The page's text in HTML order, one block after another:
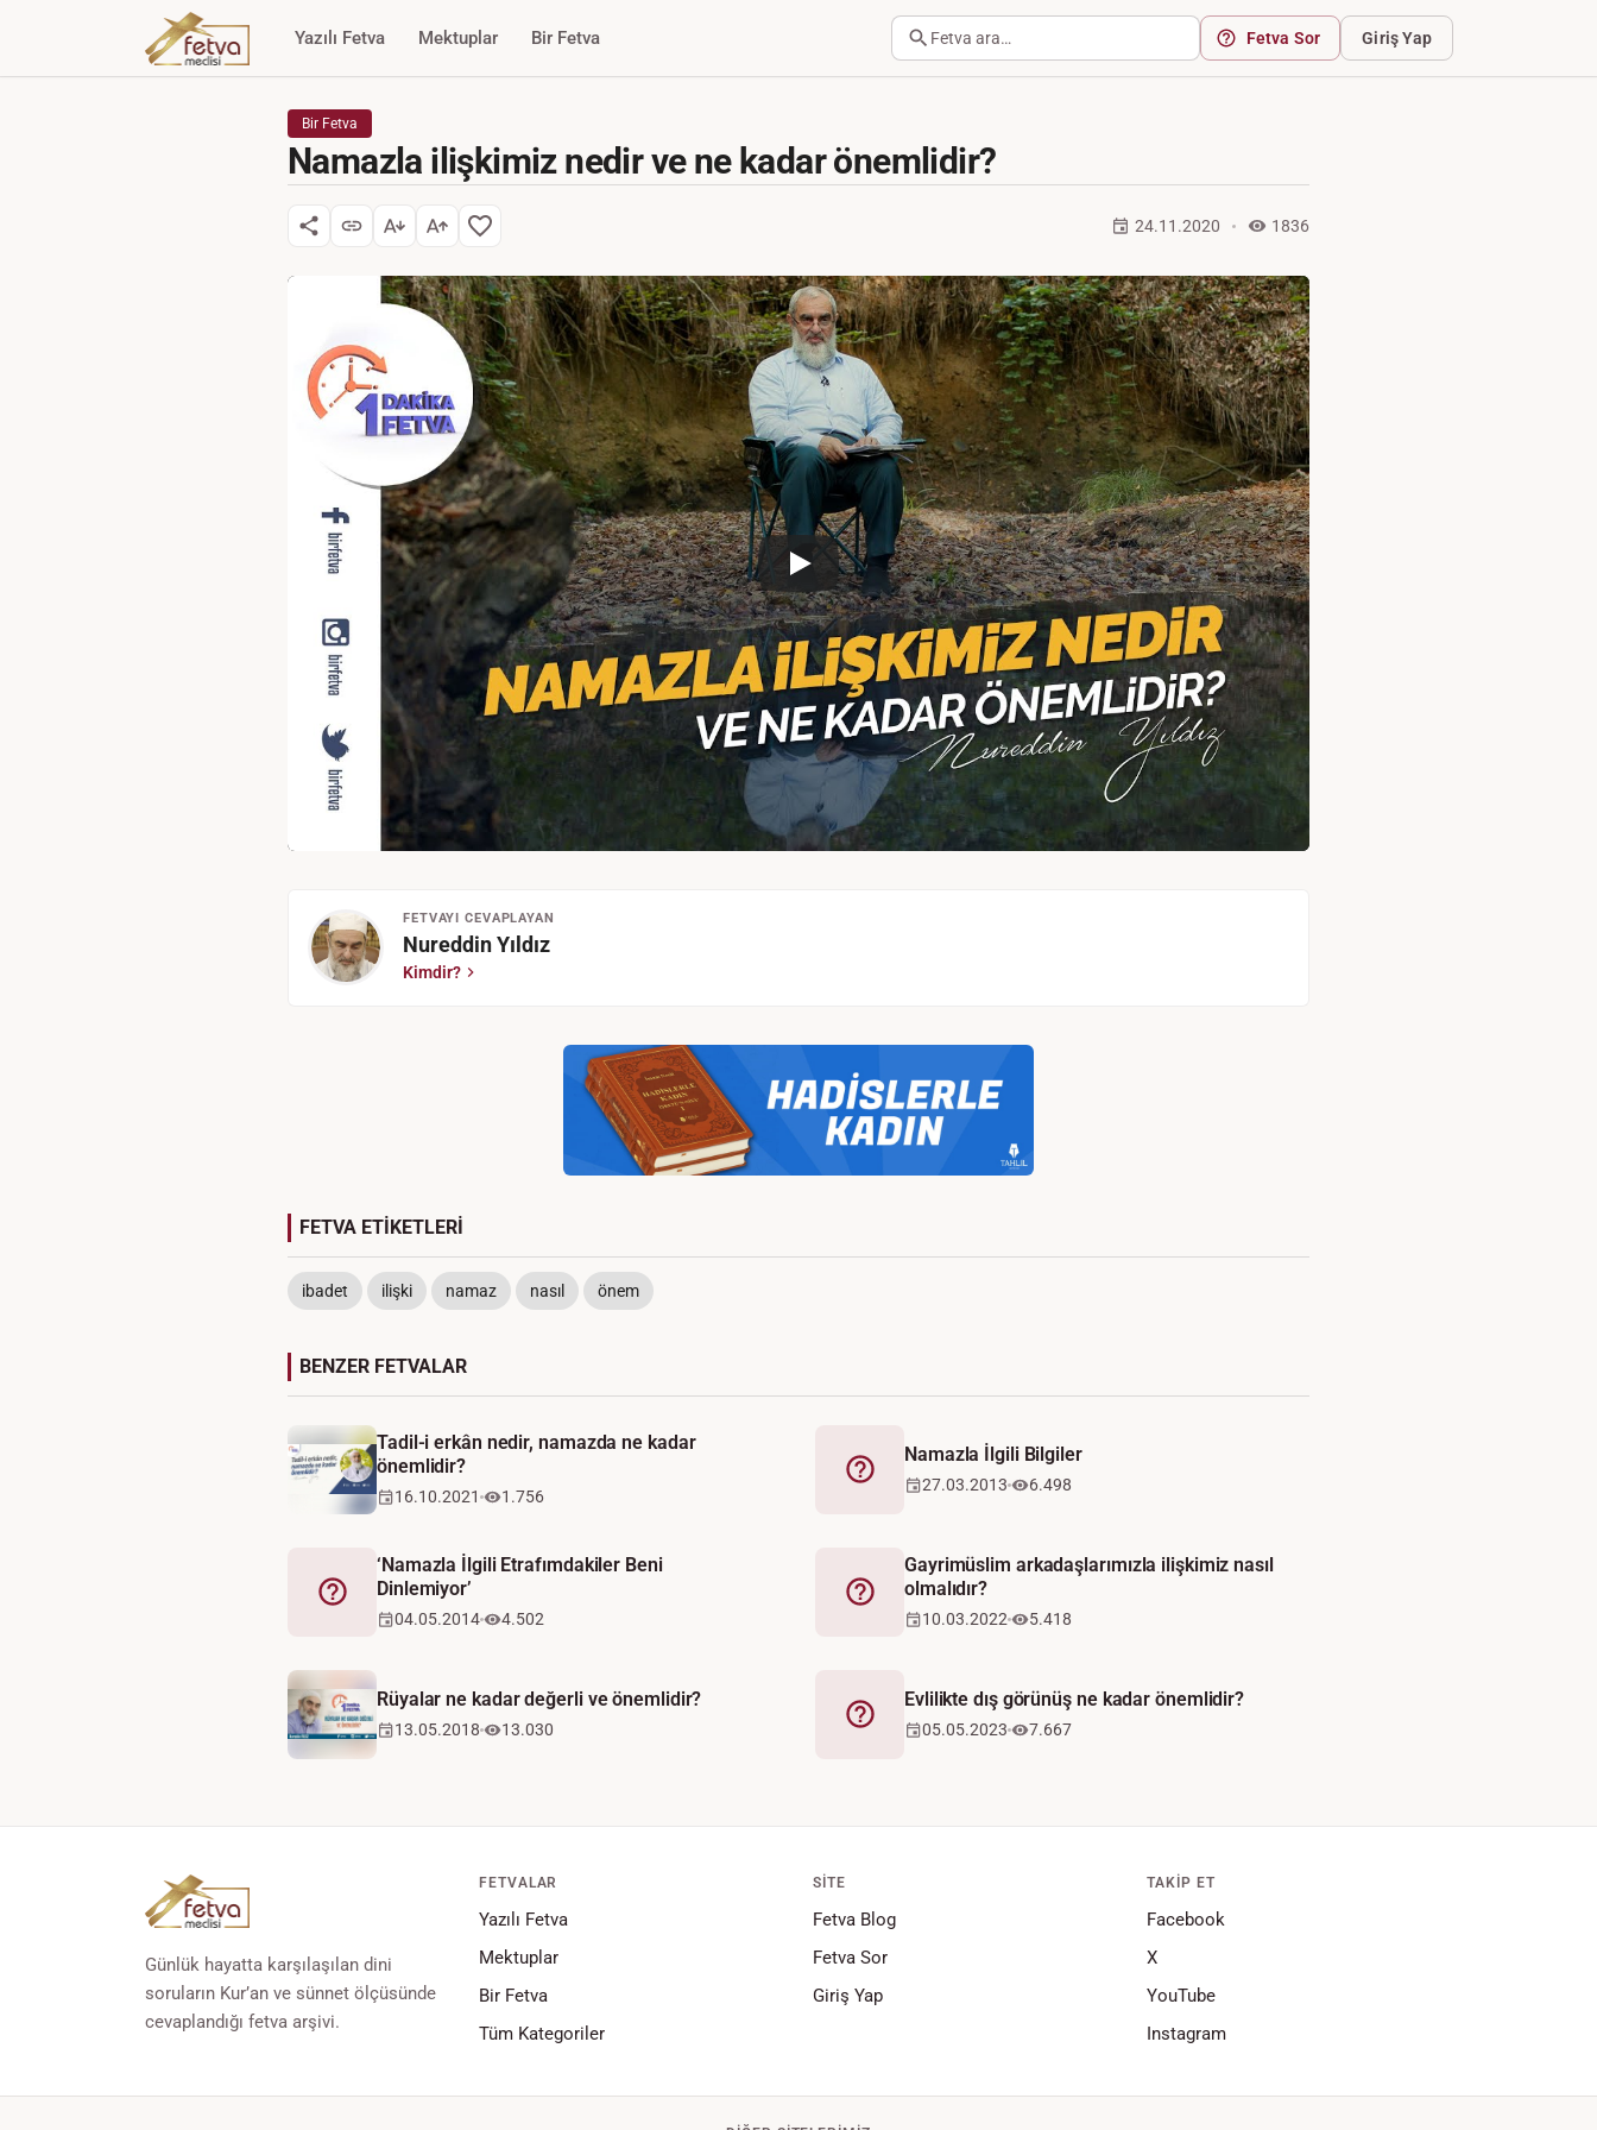
Yazılı Fetva Mektuplar Bir Fetva Fetva ara… Fetva Sor Giriş Yap
Bir Fetva
Namazla ilişkimiz nedir ve ne kadar önemlidir?
24.11.2020 1836
FETVAYI CEVAPLAYAN
Nureddin Yıldız
Kimdir?
FETVA ETİKETLERİ
ibadet ilişki namaz nasıl önem
BENZER FETVALAR
Tadil-i erkân nedir, namazda ne kadar
önemlidir?
16.10.2021 1.756
Fetva
Namazla İlgili Bilgiler
27.03.2013 6.498
Fetva
‘Namazla İlgili Etrafımdakiler Beni
Dinlemiyor’
04.05.2014 4.502
Fetva
Gayrimüslim arkadaşlarımızla ilişkimiz nasıl
olmalıdır?
10.03.2022 5.418
Rüyalar ne kadar değerli ve önemlidir?
13.05.2018 13.030 Fetva
Evlilikte dış görünüş ne kadar önemlidir?
05.05.2023 7.667
Günlük hayatta karşılaşılan dini
soruların Kur’an ve sünnet ölçüsünde
cevaplandığı fetva arşivi.
FETVALAR
Yazılı Fetva
Mektuplar
Bir Fetva
Tüm Kategoriler
SITE
Fetva Blog
Fetva Sor
Giriş Yap
TAKIP ET
Facebook
X
YouTube
Instagram